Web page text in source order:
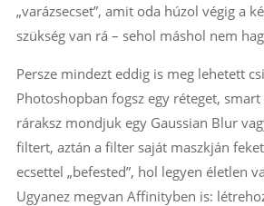
„varázsecset”, amit oda húzol végig a
szükség van rá – sehol máshol nem
Persze mindezt eddig is meg lehetett
Photoshopban fogsz egy réteget,
ráraksz mondjuk egy Gaussian Blur
filtert, aztán a filter saját maszkján
ecsettel „befested”, hol legyen életlen
Ugyanez megvan Affinityben is: